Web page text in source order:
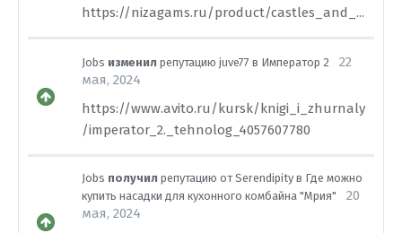
https://nizagams.ru/product/castles_and_...
Jobs изменил репутацию juve77 в Император 2
22
мая, 2024
https://www.avito.ru/kursk/knigi_i_zhurnaly
/imperator_2._tehnolog_4057607780
Jobs получил репутацию отSerendipity в Где можно
купить насадки для кухонного комбайна "Мрия"
20
мая, 2024